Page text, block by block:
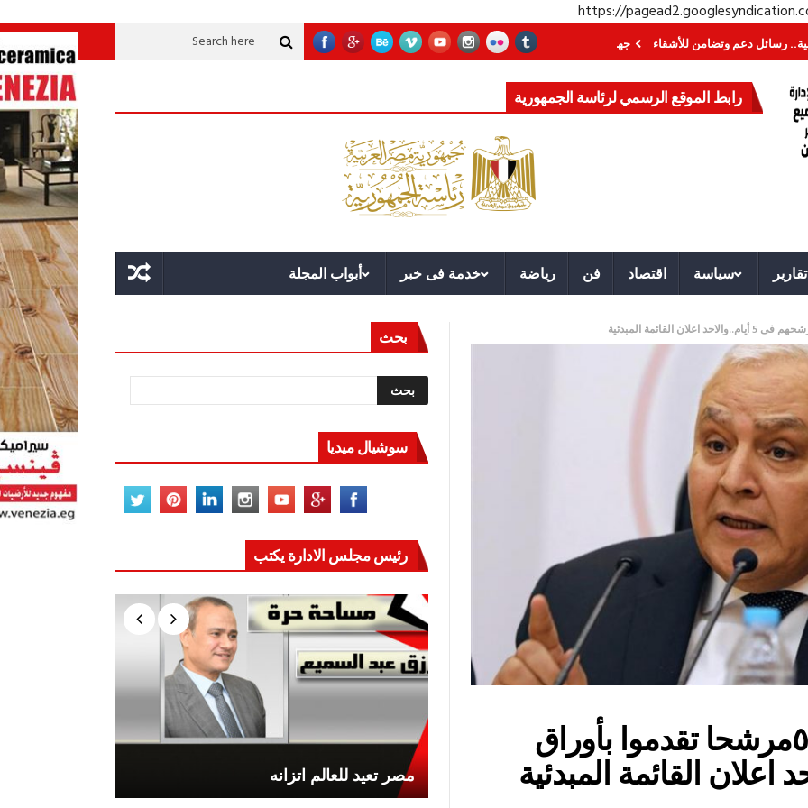
https://
دعم وتضامن للأشقاء جهاز مستقبل مصر نموذجا.. لماذا تُنشئ الدول كيانات تنموية عملاقة؟ قوة الدولة.. عندما يصبح التخطيط خط الدفاع الأول القيادة
رابط الموقع الرسمي لرئاسة الجمهورية
تقارير سياسة اقتصاد فن رياضة خدمة فى خبر أبواب المجلة
رئيس الهيئة الوطنية: ٥٦٩مرشحا تقدموا بأوراق
بحث
سوشيال ميديا
رئيس مجلس الادارة يكتب
مصر تعيد للعالم اتزانه أكتوبر «النصر» و«المجلة»